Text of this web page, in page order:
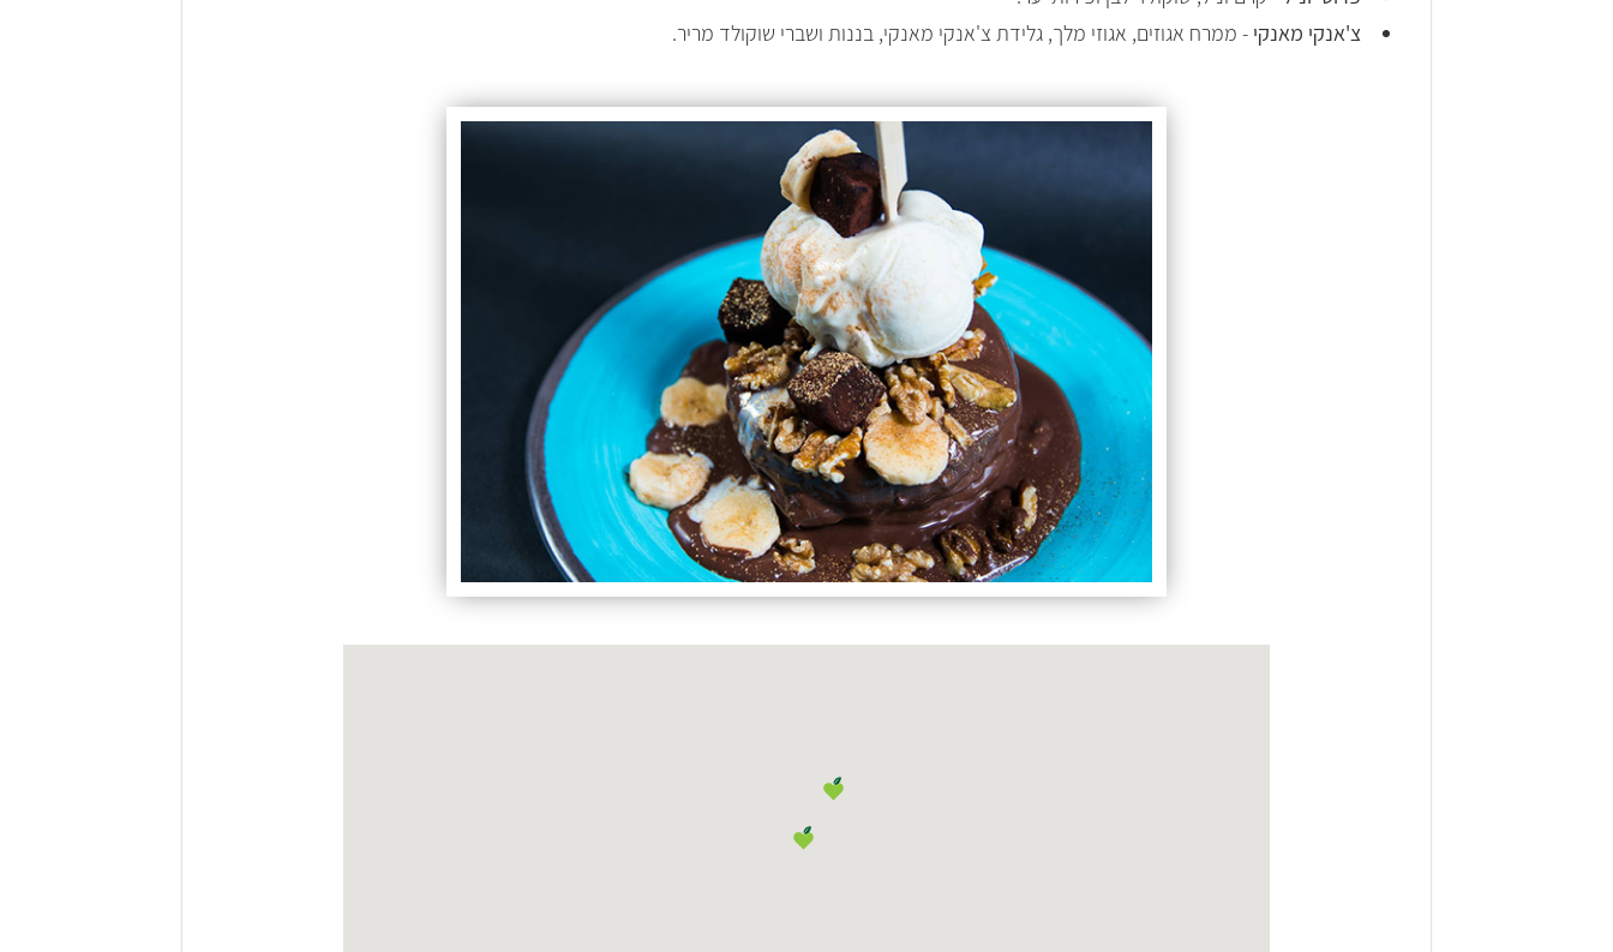
צ'אנקי מאנקי - ממרח אגוזים, אגוזי מלך, גלידת צ'אנקי מאנקי, בננות ושברי שוקולד מריר.